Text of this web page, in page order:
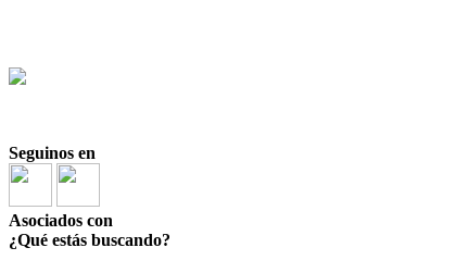
Seguinos en
Asociados con
¿Qué estás buscando?